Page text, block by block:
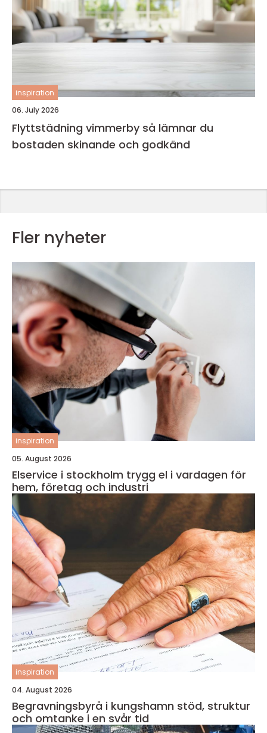
inspiration
06. July 2026
Flyttstädning vimmerby så lämnar du
bostaden skinande och godkänd
Fler nyheter
inspiration
05. August 2026
Elservice i stockholm trygg el i vardagen för
hem, företag och industri
inspiration
04. August 2026
Begravningsbyrå i kungshamn stöd, struktur
och omtanke i en svår tid